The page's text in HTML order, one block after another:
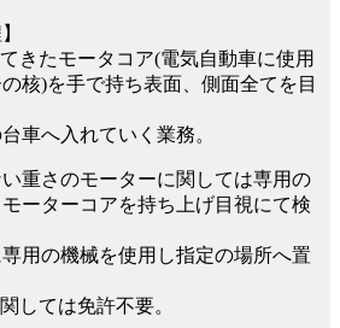
きたモータコア(電気自動車に使用
核)を手で持ち表面、側面全てを目
車へ入れていく業務。
重さのモーターに関しては専用の
ーターコアを持ち上げ目視にて検
用の機械を使用し指定の場所へ置
しては免許不要。